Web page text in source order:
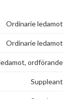
Ordinarie ledamot
Ordinarie ledamot
ordförande
Suppleant